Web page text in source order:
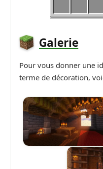
Galerie
Pour vous donner une
terme de décoration,